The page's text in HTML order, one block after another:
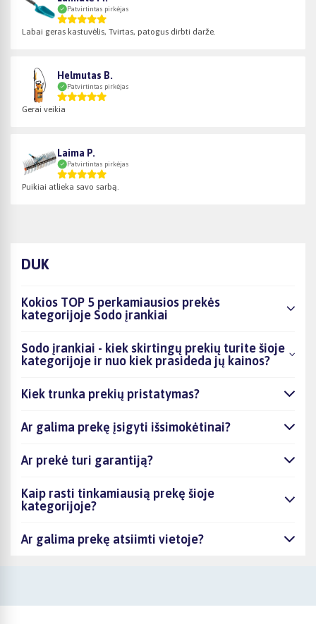
Patvirtintas pirkėjas
Labai geras kastuvėlis, Tvirtas, patogus dirbti darže.
Helmutas B.
Patvirtintas pirkėjas
Gerai veikia
Laima P.
Patvirtintas pirkėjas
Puikiai atlieka savo sarbą.
DUK
Kokios TOP 5 perkamiausios prekės
kategorijoje Sodo įrankiai
Sodo įrankiai - kiek skirtingų prekių turite šioje
kategorijoje ir nuo kiek prasideda jų kainos?
Kiek trunka prekių pristatymas?
Ar galima prekę įsigyti išsimokėtinai?
Ar prekė turi garantiją?
Kaip rasti tinkamiausią prekę šioje
kategorijoje?
Ar galima prekę atsiimti vietoje?